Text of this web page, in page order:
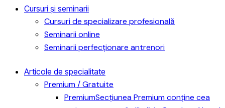
Cursuri și seminarii
Cursuri de specializare profesională
Seminarii online
Seminarii perfecționare antrenori
Articole de specialitate
Premium / Gratuite
PremiumSecțiunea Premium conține cea